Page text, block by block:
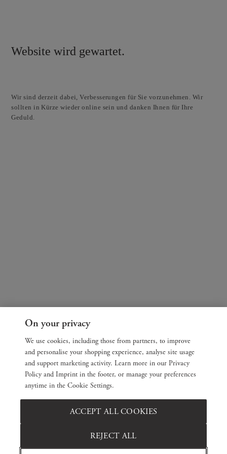
Website wird gewartet.
Wir sind derzeit dabei, Verbesserungen für Sie vorzunehmen. Wir
sollten in Kürze wieder online sein und danken Ihnen für Ihre
Geduld.
On your privacy
We use cookies, including those from partners, to improve
and personalise your shopping experience, analyse site usage
and support marketing activity. Learn more in our Privacy
Policy and Imprint in the footer, or manage your preferences
anytime in the Cookie Settings.
REJECT ALL
ACCEPT ALL COOKIES